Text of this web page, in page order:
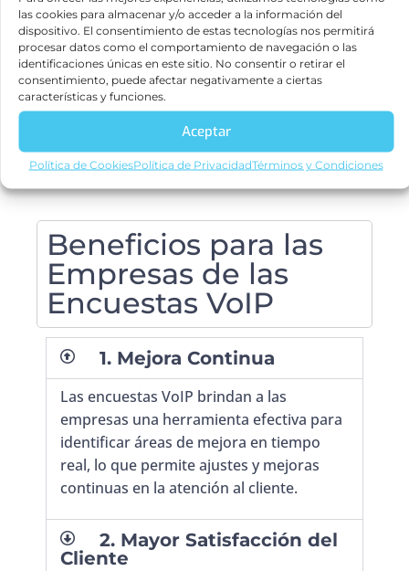
las cookies para almacenar y/o acceder a la información del
dispositivo. El consentimiento de estas tecnologías nos permitirá
procesar datos como el comportamiento de navegación o las
identificaciones únicas en este sitio. No consentir o retirar el
consentimiento, puede afectar negativamente a ciertas
características y funciones.
Aceptar
Política de CookiesPolítica de PrivacidadTérminos y Condiciones
comunicación empresarial en
Colombia.
Haz clic aquí
Beneficios para las
Empresas de las
Encuestas VoIP
1. Mejora Continua
Las encuestas VoIP brindan a las
empresas una herramienta efectiva para
identificar áreas de mejora en tiempo
real, lo que permite ajustes y mejoras
continuas en la atención al cliente.
2. Mayor Satisfacción del
Cliente